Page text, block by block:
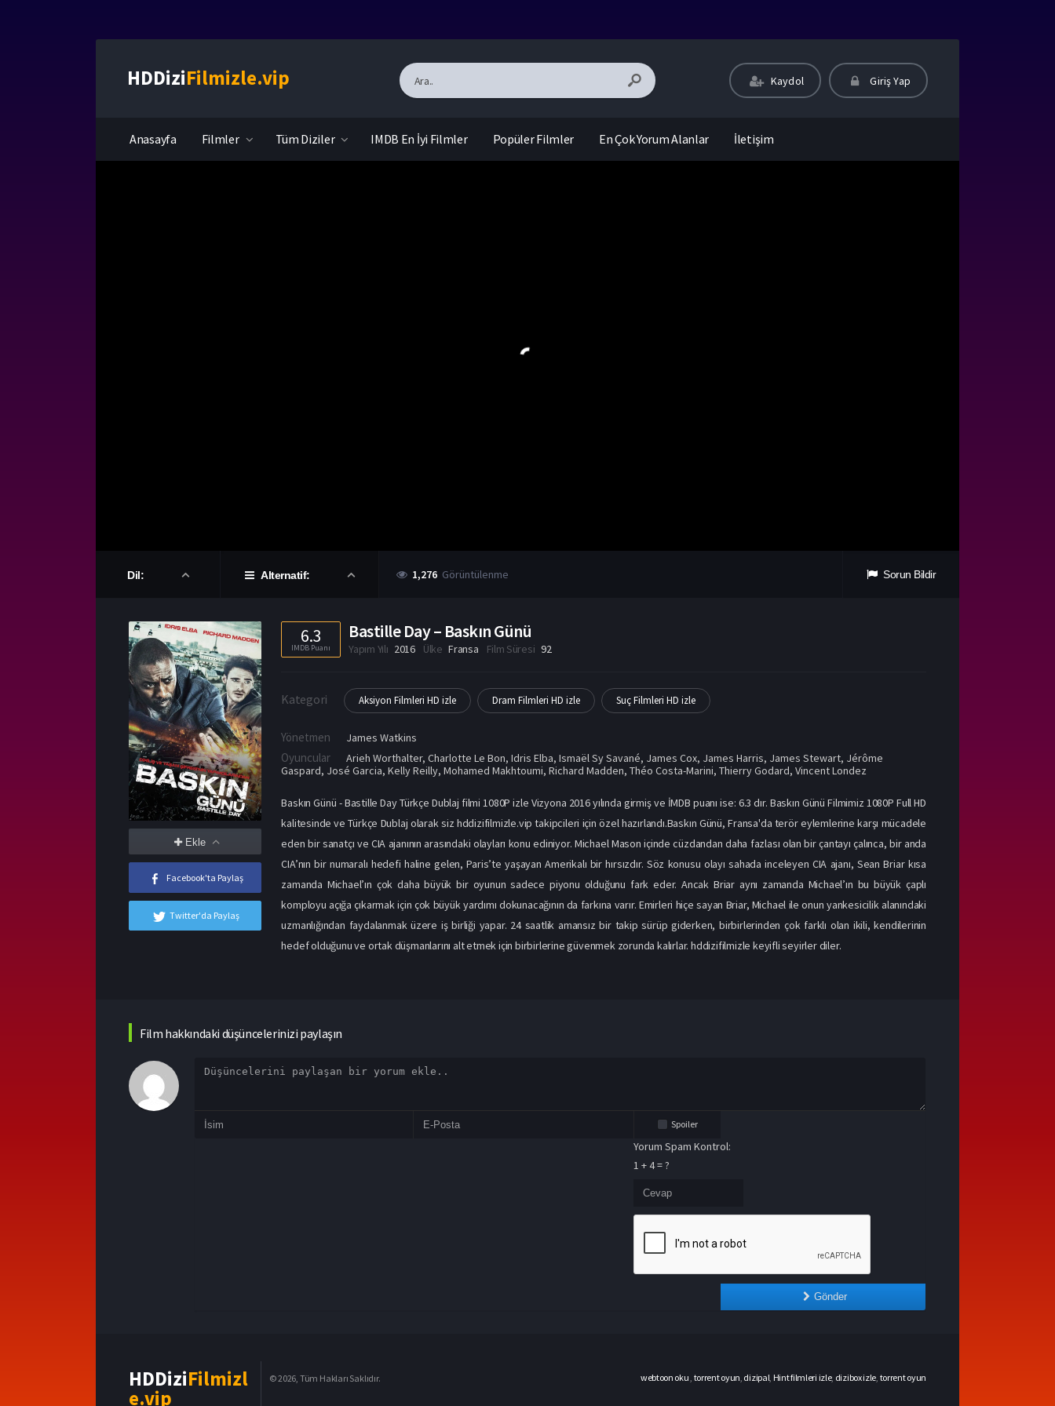
HDDiziFilmizle.vip Kaydol Giriş Yap
Anasayfa Filmler Tüm Diziler IMDB En İyi Filmler Popüler Filmler En Çok Yorum Alanlar İletişim
Dil: Alternatif: 1,276 Görüntülenme Sorun Bildir
Ekle
Facebook'ta Paylaş
Twitter'da Paylaş
6.3
IMDB Puanı
Bastille Day – Baskın Günü
Yapım Yılı 2016 Ülke Fransa Film Süresi 92
Kategori Aksiyon Filmleri HD izle Dram Filmleri HD izle Suç Filmleri HD izle
Yönetmen James Watkins
Oyuncular Arieh Worthalter,Charlotte Le Bon,Idris Elba,Ismaël Sy Savané, James Cox, James Harris, James Stewart, Jérôme
Gaspard, José Garcia,Kelly Reilly,Mohamed Makhtoumi,Richard Madden,Théo Costa-Marini,Thierry Godard,Vincent Londez
Baskın Günü - Bastille Day Türkçe Dublaj filmi 1080P izle Vizyona 2016 yılında girmiş ve İMDB puanı ise: 6.3 dır. Baskın Günü Filmimiz 1080P Full HD
kalitesinde ve Türkçe Dublaj olarak siz hddizifilmizle.vip takipcileri için özel hazırlandı.Baskın Günü, Fransa'da terör eylemlerine karşı mücadele
eden bir sanatçı ve CIA ajanının arasındaki olayları konu ediniyor. Michael Mason içinde cüzdandan daha fazlası olan bir çantayı çalınca, bir anda
CIA’nın bir numaralı hedefi haline gelen, Paris’te yaşayan Amerikalı bir hırsızdır. Söz konusu olayı sahada inceleyen CIA ajanı, Sean Briar kısa
zamanda Michael’ın çok daha büyük bir oyunun sadece piyonu olduğunu fark eder. Ancak Briar aynı zamanda Michael’ın bu büyük çaplı
komployu açığa çıkarmak için çok büyük yardımı dokunacağının da farkına varır. Emirleri hiçe sayan Briar, Michael ile onun yankesicilik alanındaki
uzmanlığından faydalanmak üzere iş birliği yapar. 24 saatlik amansız bir takip sürüp giderken, birbirlerinden çok farklı olan ikili, kendilerinin
hedef olduğunu ve ortak düşmanlarını alt etmek için birbirlerine güvenmek zorunda kalırlar. hddizifilmizle keyifli seyirler diler.
Film hakkındaki düşüncelerinizi paylaşın
Spoiler
Yorum Spam Kontrol:
1 + 4 = ?
Gönder
HDDiziFilmizl
e.vip
© 2026, Tüm Hakları Saklıdır. webtoon oku torrent oyun dizipal Hint filmleri izle, dizibox izle torrent oyun